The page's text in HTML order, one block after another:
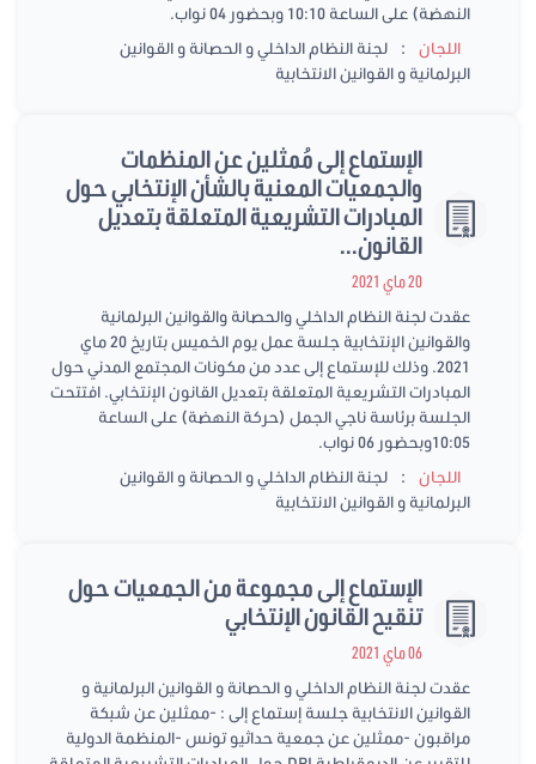
النهضة) على الساعة 10:10 وبحضور 04 نواب.
اللجان :
لجنة النظام الداخلي و الحصانة و القوانين
البرلمانية و القوانين الانتخابية
الإستماع إلى مُمثلين عن المنظمات
والجمعيات المعنية بالشأن الإنتخابي حول
المبادرات التشريعية المتعلقة بتعديل
القانون...
عقدت لجنة النظام الداخلي والحصانة والقوانين البرلمانية
والقوانين الإنتخابية جلسة عمل يوم الخميس بتاريخ 20 ماي
2021. وذلك للإستماع إلى عدد من مكونات المجتمع المدني حول
المبادرات التشريعية المتعلقة بتعديل القانون الإنتخابي. افتتحت
الجلسة برئاسة ناجي الجمل (حركة النهضة) على الساعة
10:05وبحضور 06 نواب.
اللجان :
لجنة النظام الداخلي و الحصانة و القوانين
البرلمانية و القوانين الانتخابية
الإستماع إلى مجموعة من الجمعيات حول
تنقيح القانون الإنتخابي
عقدت لجنة النظام الداخلي و الحصانة و القوانين البرلمانية و
القوانين الانتخابية جلسة إستماع إلى : -ممثلين عن شبكة
مراقبون -ممثلين عن جمعية حداثيو تونس -المنظمة الدولية